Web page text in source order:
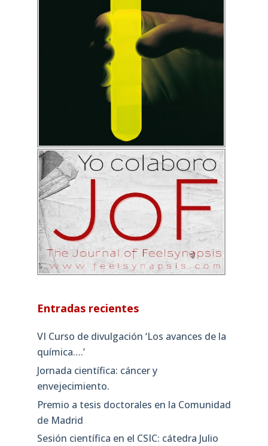
Entradas recientes
VI Curso de divulgación ‘Los avances de la
química….’
Jornada científica: cáncer y
envejecimiento.
Premio a tesis doctorales en la Comunidad
de Madrid
Sesión científica en el CSIC: cátedra Julio